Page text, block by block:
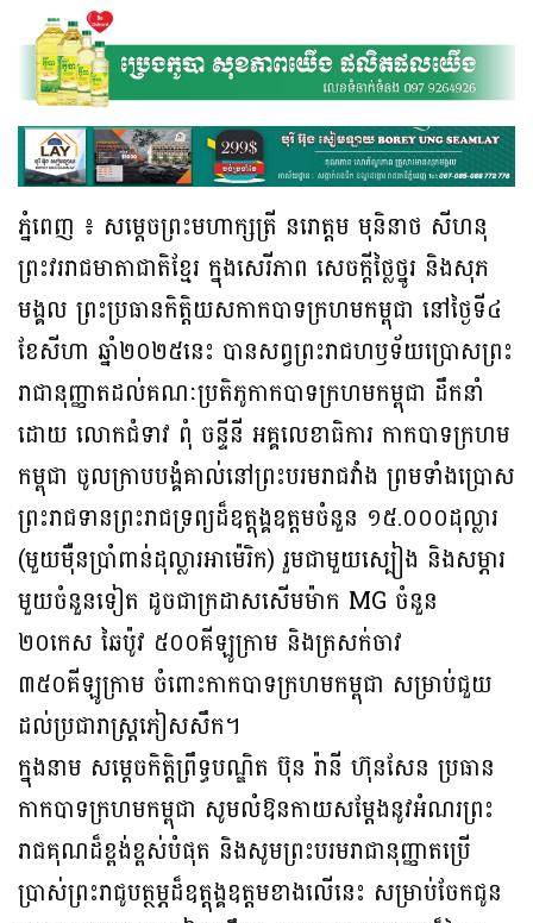
ភ្នំពេញ ៖ សម្តេចព្រះមហាក្សត្រី នរោត្តម មុនិនាថ សីហនុ
ព្រះវររាជមាតាជាតិខ្មែរ ក្នុងសេរីភាព សេចក្តីថ្លៃថ្នូរ និងសុភ
មង្គល ព្រះប្រធានកិត្តិយសកាកបាទក្រហមកម្ពុជា នៅថ្ងៃទី៤
ខែសីហា ឆ្នាំ២០២៥នេះ បានសព្វព្រះរាជហឫទ័យប្រោសព្រះ
រាជានុញ្ញាតដល់គណៈប្រតិភូកាកបាទក្រហមកម្ពុជា ដឹកនាំ
ដោយ លោកជំទាវ ពុំ ចន្ទីនី អគ្គលេខាធិការ កាកបាទក្រហម
កម្ពុជា ចូលក្រាបបង្គំគាល់នៅព្រះបរមរាជវាំង ព្រមទាំងប្រោស
ព្រះរាជទានព្រះរាជទ្រព្យដ៏ឧត្តុង្គឧត្តមចំនួន ១៥.០០០ដុល្លារ
(មួយម៉ឺនប្រាំពាន់ដុល្លារអាម៉េរិក) រួមជាមួយស្បៀង និងសម្ភារ
មួយចំនួនទៀត ដូចជាក្រដាសសើមម៉ាក MG ចំនួន
២០កេស ឆៃប៉ូវ ៥០០គីឡូក្រាម និងត្រសក់ចាវ
៣៥០គីឡូក្រាម ចំពោះកាកបាទក្រហមកម្ពុជា សម្រាប់ជួយ
ដល់ប្រជារាស្ត្រភៀសសឹក។
ក្នុងនាម សម្តេចកិត្តិព្រឹទ្ធបណ្ឌិត ប៊ុន រ៉ានី ហ៊ុនសែន ប្រធាន
កាកបាទក្រហមកម្ពុជា សូមលំឱនកាយសម្តែងនូវអំណរព្រះ
រាជគុណដ៏ខ្ពង់ខ្ពស់បំផុត និងសូមព្រះបរមរាជានុញ្ញាតប្រើ
ប្រាស់ព្រះរាជូបត្ថម្ភដ៏ឧត្តុង្គឧត្តមខាងលើនេះ សម្រាប់ចែកជូន